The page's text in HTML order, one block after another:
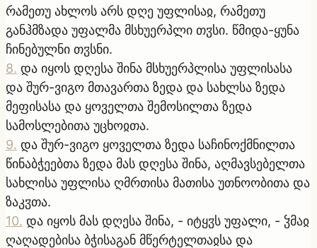
რამეთუ ახლოს არს დღე უფლისაჲ, რამეთუ
განჰმზადა უფალმა მსხუერპლი თჳსი. წმიდა-ყუნა
ჩინებულნი თჳსნი.
8. და იყოს დღესა შინა მსხუერპლისა უფლისასა
და შურ-ვიგო მთავართა ზედა და სახლსა ზედა
მეფისასა და ყოველთა შემოსილთა ზედა
სამოსლებითა უცხოჲთა.
9. და შურ-ვიგო ყოველთა ზედა საჩინოქმნილთა
წინაბჭეებთა ზედა მას დღესა შინა, აღმავსებელთა
სახლისა უფლისა ღმრთისა მათისა უთნოობითა და
ზაკჳთა.
10. და იყოს მას დღესა შინა, - იტყჳს უფალი, - ჴმაჲ
ღაღადებისა ბჭისაგან მწერტელთაჲსა და